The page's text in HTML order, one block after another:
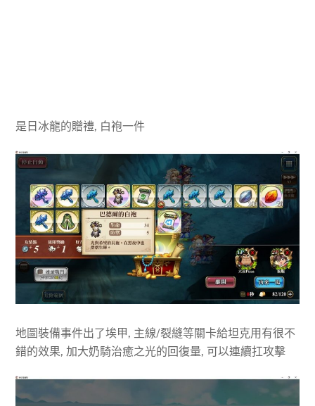
是日冰龍的贈禮, 白袍一件
地圖裝備事件出了埃甲, 主線/裂縫等關卡給坦克用有很不
錯的效果, 加大奶騎治癒之光的回復量, 可以連續扛攻擊